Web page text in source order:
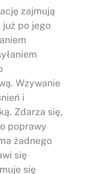
zajmują
już po jego
Wzywanie
i
Zdarza się,
poprawy
żadnego
się
się